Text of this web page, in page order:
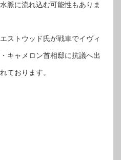
脈に流れ込む可能性もありま
ストウッド氏が戦車でイヴィ
キャメロン首相邸に抗議へ出
ております。